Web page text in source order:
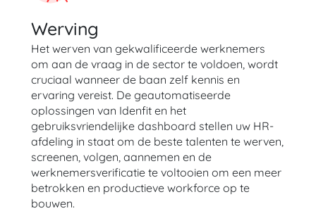
Werving
Het werven van gekwalificeerde werknemers
om aan de vraag in de sector te voldoen, wordt
cruciaal wanneer de baan zelf kennis en
ervaring vereist. De geautomatiseerde
oplossingen van Idenfit en het
gebruiksvriendelijke dashboard stellen uw HR-
afdeling in staat om de beste talenten te werven,
screenen, volgen, aannemen en de
werknemersverificatie te voltooien om een meer
betrokken en productieve workforce op te
bouwen.